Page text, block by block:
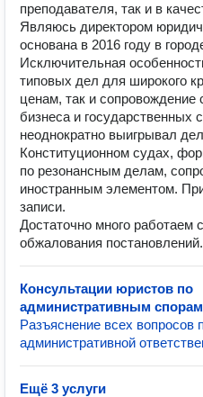
преподавателя, так и в
Являюсь директором
основана в 2016 году в
Исключительная
типовых дел для широкого
ценам, так и сопровождение
бизнеса и государственных
неоднократно выигрывал
Конституционном судах,
по резонансным делам,
иностранным элементом.
записи.
Достаточно много
обжалования постановлений.
Консультации юристов по
административным спорам
Разъяснение всех вопросов
административной
Ещё 3 услуги